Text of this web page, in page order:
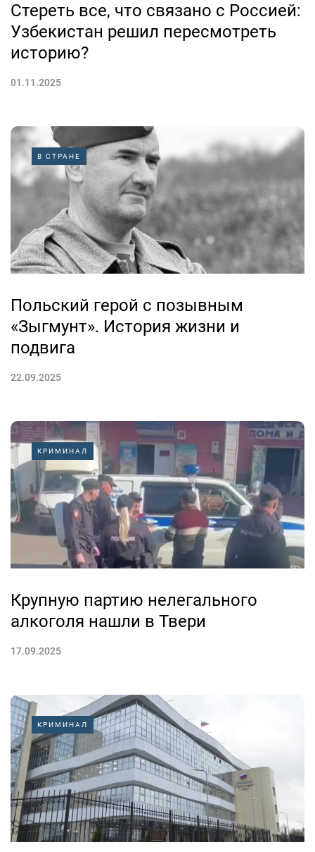
Стереть все, что связано с Россией:
Узбекистан решил пересмотреть
историю?
01.11.2025
В СТРАНЕ
Польский герой с позывным
«Зыгмунт». История жизни и
подвига
22.09.2025
КРИМИНАЛ
Крупную партию нелегального
алкоголя нашли в Твери
17.09.2025
КРИМИНАЛ